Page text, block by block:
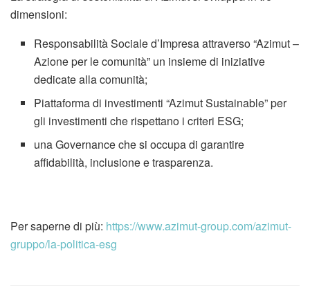
dimensioni:
Responsabilità Sociale d’Impresa attraverso “Azimut –
Azione per le comunità” un insieme di iniziative
dedicate alla comunità;
Piattaforma di investimenti “Azimut Sustainable” per
gli investimenti che rispettano i criteri ESG;
una Governance che si occupa di garantire
affidabilità, inclusione e trasparenza.
Per saperne di più: https://www.azimut-group.com/azimut-
gruppo/la-politica-esg